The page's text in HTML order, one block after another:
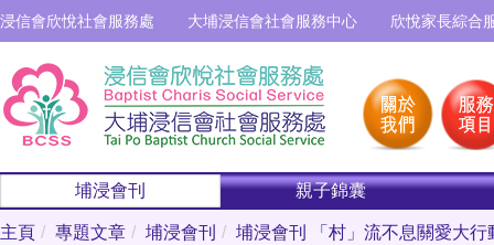
浸信會欣悅社會服務處 大埔浸信會社會服務中心 欣悅家長綜合
埔浸會刊 親子錦囊
主頁 專題文章 埔浸會刊 埔浸會刊 「村」流不息關愛大行